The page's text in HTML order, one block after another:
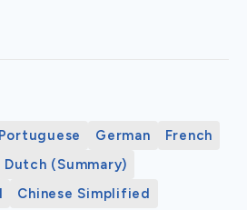
Portuguese German
French
Dutch (Summary)
Chinese Simplified